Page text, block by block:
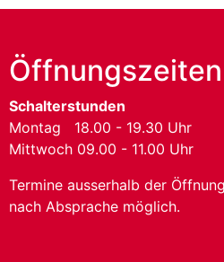
Öffnungszeiten
Schalterstunden
Montag 18.00 - 19.30 Uhr
Mittwoch 09.00 - 11.00 Uhr
Termine ausserhalb der
nach Absprache möglich.